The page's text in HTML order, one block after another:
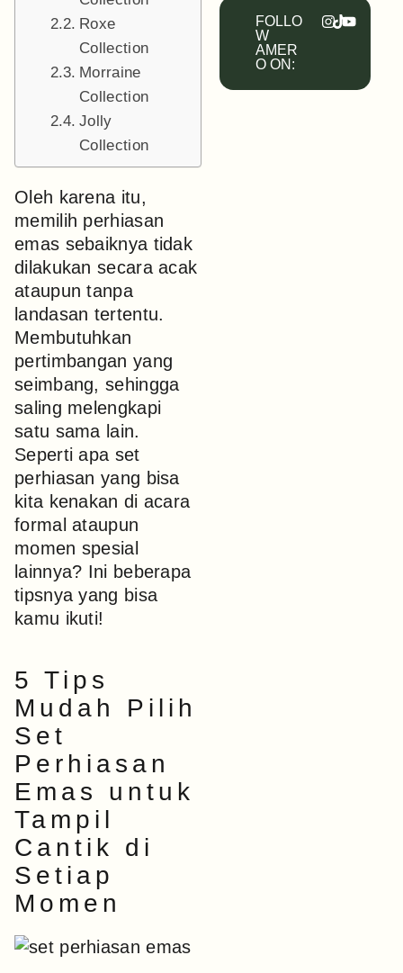
Roxe
Collection
Morraine
Collection
Jolly
Collection
Oleh karena itu,
memilih perhiasan
emas sebaiknya tidak
dilakukan secara acak
ataupun tanpa
landasan tertentu.
Membutuhkan
pertimbangan yang
seimbang, sehingga
saling melengkapi
satu sama lain.
Seperti apa set
perhiasan yang bisa
kita kenakan di acara
formal ataupun
momen spesial
lainnya? Ini beberapa
tipsnya yang bisa
kamu ikuti!
5 Tips
Mudah Pilih
Set
Perhiasan
Emas untuk
Tampil
Cantik di
Setiap
Momen
FOLLO
W
AMER
O ON: